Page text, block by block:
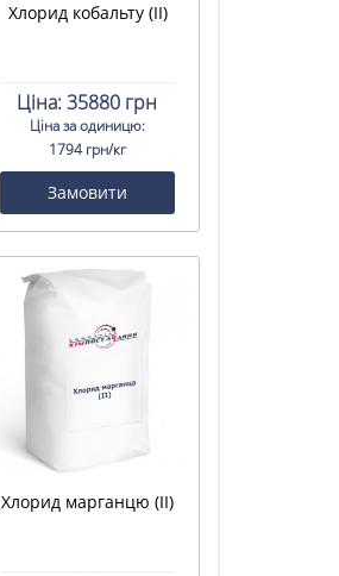
Хлорид кобальту (II)
Ціна:35880 грн
Ціна за одиницю:
1794 грн/кг
Замовити
Хлорид марганцю (II)